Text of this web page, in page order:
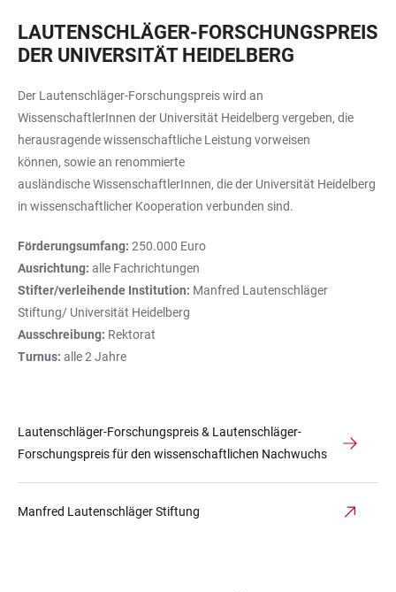
LAUTENSCHLÄGER-FORSCHUNGSPREIS
DER UNIVERSITÄT HEIDELBERG
Der Lautenschläger-Forschungspreis wird an
WissenschaftlerInnen der Universität Heidelberg vergeben, die
herausragende wissenschaftliche Leistung vorweisen
können, sowie an renommierte
ausländische WissenschaftlerInnen, die der Universität Heidelberg
in wissenschaftlicher Kooperation verbunden sind.
Förderungsumfang: 250.000 Euro
Ausrichtung: alle Fachrichtungen
Stifter/verleihende Institution: Manfred Lautenschläger
Stiftung/ Universität Heidelberg
Ausschreibung: Rektorat
Turnus: alle 2 Jahre
Lautenschläger-Forschungspreis & Lautenschläger-
Forschungspreis für den wissenschaftlichen Nachwuchs
Manfred Lautenschläger Stiftung